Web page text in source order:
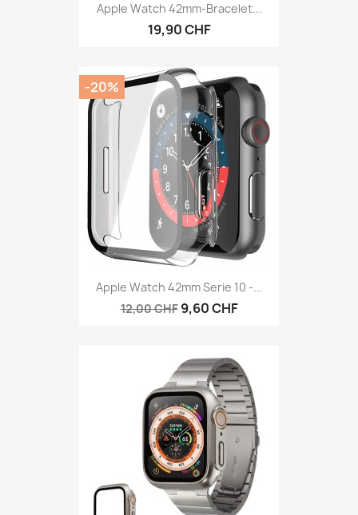
Apple Watch 42mm-Bracelet...
19,90 CHF
Apple Watch 42mm Serie 10 -...
12,00 CHF 9,60 CHF
-20%